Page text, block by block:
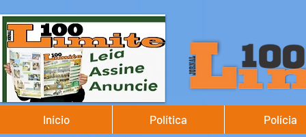
Início Política Polícia